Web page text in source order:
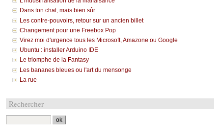
Dans ton chat, mais bien sûr
Les contre-pouvoirs, retour sur un ancien billet
Changement pour une Freebox Pop
Virez moi d'urgence tous les Microsoft, Amazone ou Google
Ubuntu : installer Arduino IDE
Le triomphe de la Fantasy
Les bananes bleues ou l'art du mensonge
La rue
Rechercher